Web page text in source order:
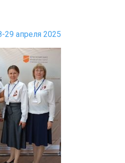
29 апреля 2025